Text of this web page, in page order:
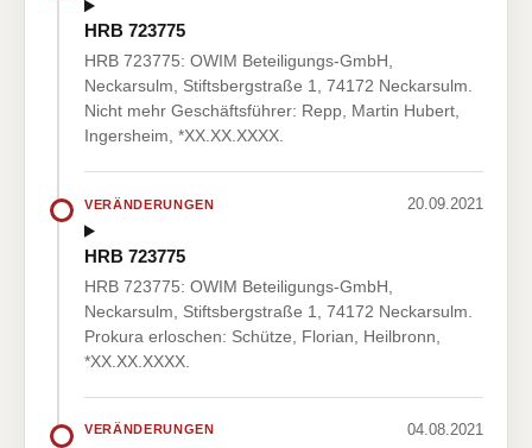
HRB 723775
HRB 723775: OWIM Beteiligungs-GmbH,
Neckarsulm, Stiftsbergstraße 1, 74172 Neckarsulm.
Nicht mehr Geschäftsführer: Repp, Martin Hubert,
Ingersheim, *XX.XX.XXXX.
VERÄNDERUNGEN 20.09.2021
HRB 723775
HRB 723775: OWIM Beteiligungs-GmbH,
Neckarsulm, Stiftsbergstraße 1, 74172 Neckarsulm.
Prokura erloschen: Schütze, Florian, Heilbronn,
*XX.XX.XXXX.
VERÄNDERUNGEN 04.08.2021